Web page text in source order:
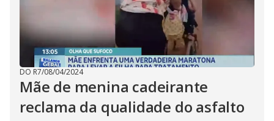
DO R7/08/04/2024
Mãe de menina cadeirante
reclama da qualidade do asfalto